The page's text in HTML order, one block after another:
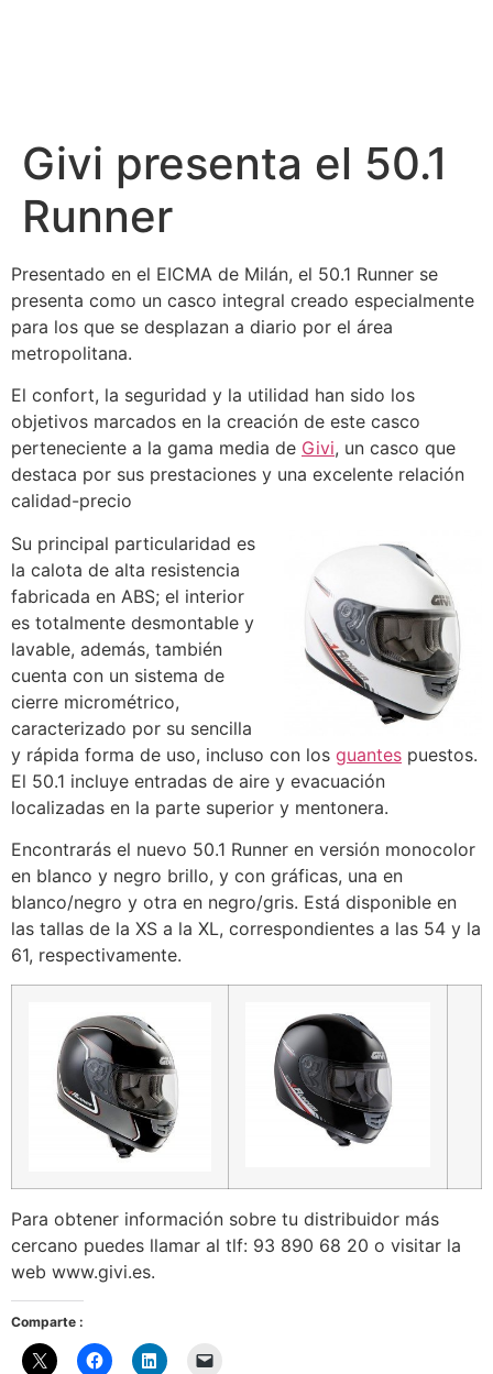
Givi presenta el 50.1
Runner
Presentado en el EICMA de Milán, el 50.1 Runner se
presenta como un casco integral creado especialmente
para los que se desplazan a diario por el área
metropolitana.
El confort, la seguridad y la utilidad han sido los
objetivos marcados en la creación de este casco
perteneciente a la gama media de Givi, un casco que
destaca por sus prestaciones y una excelente relación
calidad-precio
Su principal particularidad es
la calota de alta resistencia
fabricada en ABS; el interior
es totalmente desmontable y
lavable, además, también
cuenta con un sistema de
cierre micrométrico,
caracterizado por su sencilla
y rápida forma de uso, incluso con los guantes puestos.
El 50.1 incluye entradas de aire y evacuación
localizadas en la parte superior y mentonera.
Encontrarás el nuevo 50.1 Runner en versión monocolor
en blanco y negro brillo, y con gráficas, una en
blanco/negro y otra en negro/gris. Está disponible en
las tallas de la XS a la XL, correspondientes a las 54 y la
61, respectivamente.
Para obtener información sobre tu distribuidor más
cercano puedes llamar al tlf: 93 890 68 20 o visitar la
web www.givi.es.
Comparte :